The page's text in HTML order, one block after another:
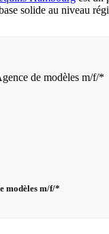
solide au niveau
modèles m/f/*